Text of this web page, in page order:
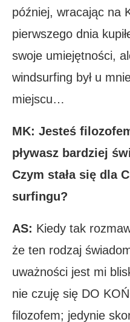
później, wracając na
pierwszego dnia
swoje umiejętności,
windsurfing był u
miejscu…
MK: Jesteś
pływasz bardziej
Czym stała się dla
surfingu?
AS: Kiedy tak
że ten rodzaj
uważności jest mi
nie czuję się DO
filozofem; jedynie